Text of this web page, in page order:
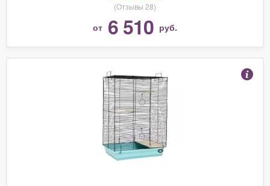
(Отзывы 28)
от 6 510 руб.